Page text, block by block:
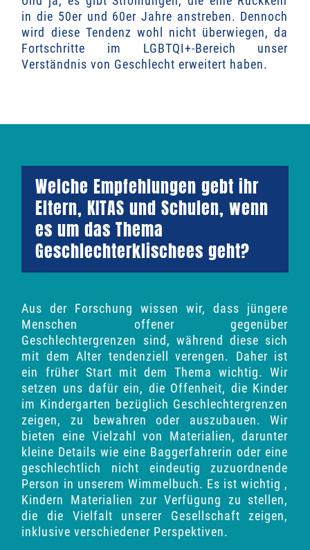
in die 50er und 60er Jahre anstreben. Dennoch
wird diese Tendenz wohl nicht überwiegen, da
Fortschritte im LGBTQI+-Bereich unser
Verständnis von Geschlecht erweitert haben.
Welche Empfehlungen gebt ihr
Eltern, KITAS und Schulen, wenn
es um das Thema
Geschlechterklischees geht?
Aus der Forschung wissen wir, dass jüngere
Menschen offener gegenüber
Geschlechtergrenzen sind, während diese sich
mit dem Alter tendenziell verengen. Daher ist
ein früher Start mit dem Thema wichtig. Wir
setzen uns dafür ein, die Offenheit, die Kinder
im Kindergarten bezüglich Geschlechtergrenzen
zeigen, zu bewahren oder auszubauen. Wir
bieten eine Vielzahl von Materialien, darunter
kleine Details wie eine Baggerfahrerin oder eine
geschlechtlich nicht eindeutig zuzuordnende
Person in unserem Wimmelbuch. Es ist wichtig ,
Kindern Materialien zur Verfügung zu stellen,
die die Vielfalt unserer Gesellschaft zeigen,
inklusive verschiedener Perspektiven.